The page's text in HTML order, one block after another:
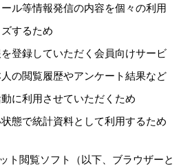
ル等情報発信の内容を個々の利用
するため
登録していただく会員向けサービ
の閲覧履歴やアンケート結果など
に利用させていただくため
態で統計資料として利用するため
ト閲覧ソフト（以下、ブラウザーと